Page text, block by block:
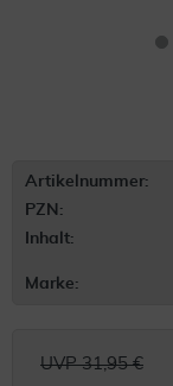
Artikelnummer:
PZN:
Inhalt:
Marke:
UVP 31,95 €